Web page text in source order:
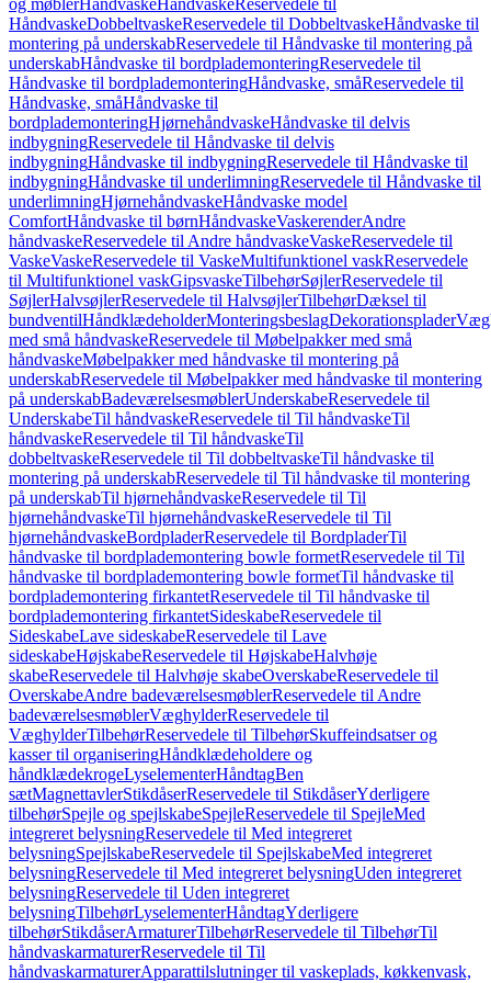
og møblerHåndvaskeHåndvaskeReservedele til
HåndvaskeDobbeltvaskeReservedele til DobbeltvaskeHåndvaske til
montering på underskabReservedele til Håndvaske til montering på
underskabHåndvaske til bordplademonteringReservedele til
Håndvaske til bordplademonteringHåndvaske, småReservedele til
Håndvaske, småHåndvaske til
bordplademonteringHjørnehåndvaskeHåndvaske til delvis
indbygningReservedele til Håndvaske til delvis
indbygningHåndvaske til indbygningReservedele til Håndvaske til
indbygningHåndvaske til underlimningReservedele til Håndvaske til
underlimningHjørnehåndvaskeHåndvaske model
ComfortHåndvaske til børnHåndvaskeVaskerenderAndre
håndvaskeReservedele til Andre håndvaskeVaskeReservedele til
VaskeVaskeReservedele til VaskeMultifunktionel vaskReservedele
til Multifunktionel vaskGipsvaskeTilbehørSøjlerReservedele til
SøjlerHalvsøjlerReservedele til HalvsøjlerTilbehørDæksel til
bundventilHåndklædeholderMonteringsbeslagDekorationsplader
med små håndvaskeReservedele til Møbelpakker med små
håndvaskeMøbelpakker med håndvaske til montering på
underskabReservedele til Møbelpakker med håndvaske til montering
på underskabBadeværelsesmøblerUnderskabeReservedele til
UnderskabeTil håndvaskeReservedele til Til håndvaskeTil
håndvaskeReservedele til Til håndvaskeTil
dobbeltvaskeReservedele til Til dobbeltvaskeTil håndvaske til
montering på underskabReservedele til Til håndvaske til montering
på underskabTil hjørnehåndvaskeReservedele til Til
hjørnehåndvaskeTil hjørnehåndvaskeReservedele til Til
hjørnehåndvaskeBordpladerReservedele til BordpladerTil
håndvaske til bordplademontering bowle formetReservedele til Til
håndvaske til bordplademontering bowle formetTil håndvaske til
bordplademontering firkantetReservedele til Til håndvaske til
bordplademontering firkantetSideskabeReservedele til
SideskabeLave sideskabeReservedele til Lave
sideskabeHøjskabeReservedele til HøjskabeHalvhøje
skabeReservedele til Halvhøje skabeOverskabeReservedele til
OverskabeAndre badeværelsesmøblerReservedele til Andre
badeværelsesmøblerVæghylderReservedele til
VæghylderTilbehørReservedele til TilbehørSkuffeindsatser og
kasser til organiseringHåndklædeholdere og
håndklædekrogeLyselementerHåndtagBen
sætMagnettavlerStikdåserReservedele til StikdåserYderligere
tilbehørSpejle og spejlskabeSpejleReservedele til SpejleMed
integreret belysningReservedele til Med integreret
belysningSpejlskabeReservedele til SpejlskabeMed integreret
belysningReservedele til Med integreret belysningUden integreret
belysningReservedele til Uden integreret
belysningTilbehørLyselementerHåndtagYderligere
tilbehørStikdåserArmaturerTilbehørReservedele til TilbehørTil
håndvaskarmaturerReservedele til Til
håndvaskarmaturerApparattilslutninger til vaskeplads, køkkenvask,